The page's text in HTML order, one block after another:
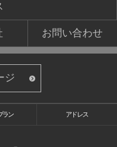
お問い合わせ
ジ
ラン アドレス